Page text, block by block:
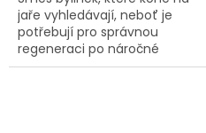
jaře vyhledávají, neboť je
potřebují pro správnou
regeneraci po náročné
zimě. Na většině pastev je